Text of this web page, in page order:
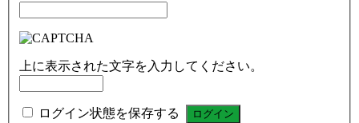
上に表示された文字を入力してください。
ログイン状態を保存する